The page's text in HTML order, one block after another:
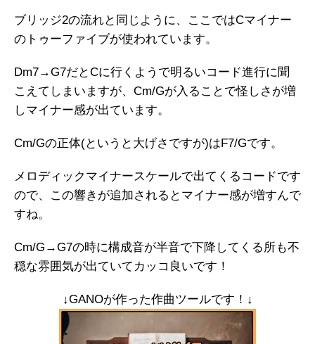
ブリッジ2の流れと同じように、ここではCマイナー
のトゥーファイブが使われています。
Dm7→G7だとCに行くようで明るいコード進行に聞
こえてしまいますが、Cm/Gが入ることで怪しさが増
しマイナー感が出ています。
Cm/Gの正体(というと大げさですが)はF7/Gです。
メロディックマイナースケールで出てくるコードです
ので、この響きが追加されるとマイナー感が増すんで
すね。
Cm/G→G7の時に構成音が半音で下降してくる所も不
穏な雰囲気が出ていてカッコ良いです！
↓GANOが作った作曲ツールです！↓